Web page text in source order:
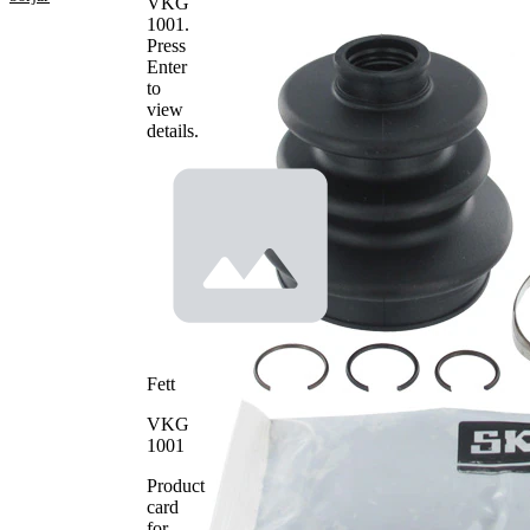
Höjd
Innerdiameter
1
mm
Innerdiameter
2
1001 .
Press
Enter
to
view
details.
Fett
VKG
1001
Product
card